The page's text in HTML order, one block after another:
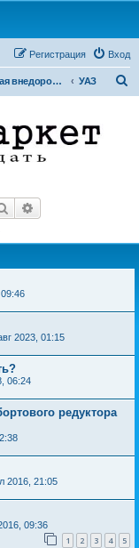
Вход
Регистрация
Другая внедорожная техника УАЗ
Поиск
2023, 01:15
06:24
редуктора
2016, 21:05
09:36
1 2 3 4 5